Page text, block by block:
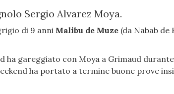
Sergio Alvarez Moya.
di 9 anni Malibu de Muze (da Nabab de
ha gareggiato con Moya a Grimaud
ha portato a termine buone prove